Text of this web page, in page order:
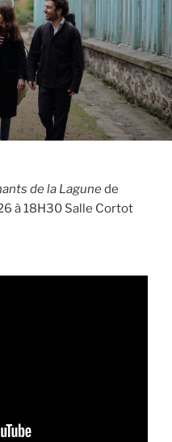
de la Lagunede
à 18H30 Salle Cortot